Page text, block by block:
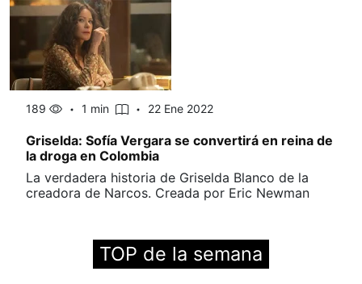
189 1 min 22 Ene 2022
Griselda: Sofía Vergara se convertirá en reina de
la droga en Colombia
La verdadera historia de Griselda Blanco de la
creadora de Narcos. Creada por Eric Newman
TOP de la semana